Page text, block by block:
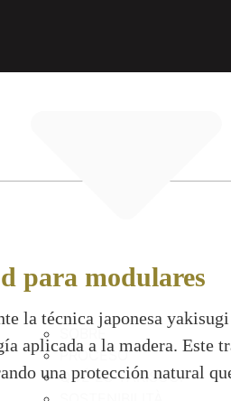
SOBRE
PROCESO
QUÉ ES YAKISUGI
para modulares
la técnica japonesa
aplicada a la madera. Este
una protección natural